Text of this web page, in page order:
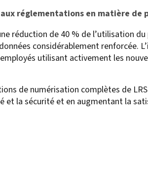
réglementations en matière de
réduction de 40 % de l’utilisation
considérablement renforcée.
employés utilisant activement les
de numérisation complètes de
et la sécurité et en augmentant la